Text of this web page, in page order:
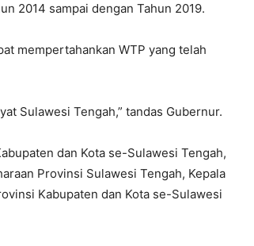
2014 sampai dengan Tahun 2019.
mempertahankan WTP yang telah
Sulawesi Tengah,” tandas Gubernur.
dan Kota se-Sulawesi Tengah,
Provinsi Sulawesi Tengah, Kepala
Kabupaten dan Kota se-Sulawesi